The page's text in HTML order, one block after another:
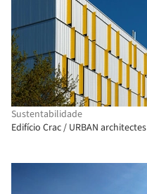
Sustentabilidade
Edifício Crac / URBAN architectes